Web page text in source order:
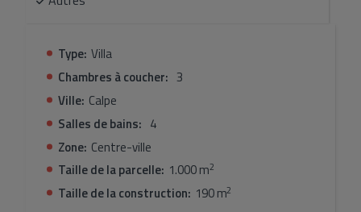
Costa Blanca.
Type: Villa
Chambres à coucher: 3
Ville: Calpe
Salles de bains: 4
Zone: Centre-ville
Taille de la parcelle: 1.000 m2
Taille de la construction: 190 m2